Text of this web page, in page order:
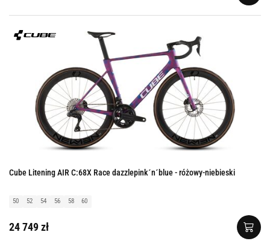
Cube Litening AIR C:68X Race dazzlepink´n´blue - różowy-niebieski
50 52 54 56 58 60
24 749 zł